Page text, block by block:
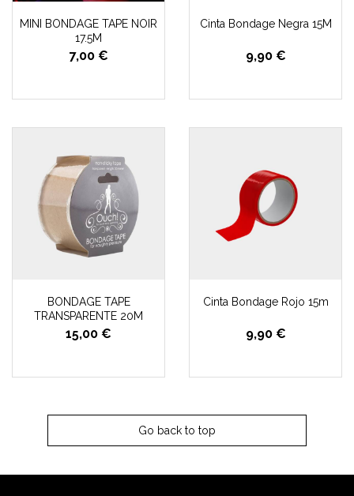
MINI BONDAGE TAPE NOIR
17.5M
7,00 €
Cinta Bondage Negra 15M
9,90 €
BONDAGE TAPE
TRANSPARENTE 20M
15,00 €
Cinta Bondage Rojo 15m
9,90 €
Go back to top